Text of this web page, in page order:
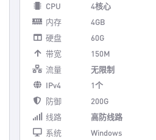
CPU 4核心
内存
4GB
硬盘
60G
带宽
150M
流量
无限制
IPv4
1个
防御
200G
线路
高防线路
系统
Windows